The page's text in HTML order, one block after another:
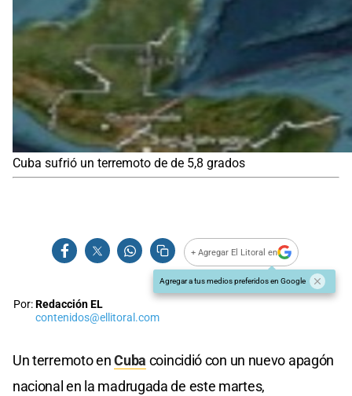
Cuba sufrió un terremoto de de 5,8 grados
+ Agregar El Litoral en
Agregar a tus medios preferidos en Google
Por:Redacción EL
contenidos@ellitoral.com
Un terremoto enCuba coincidió con un nuevo apagón
nacional en la madrugada de este martes,